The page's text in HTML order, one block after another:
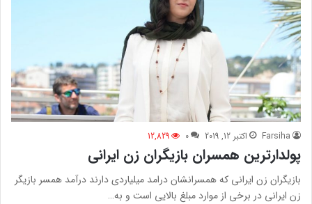
Farsiha اکتبر 12, 2019 0
12,829
پولدارترین همسران بازیگران زن ایرانی
بازیگران زن ایرانی که همسرانشان درامد میلیاردی دارند درآمد همسر بازیگر
زن ایرانی در برخی از موارد مبلغ بالایی است و به…